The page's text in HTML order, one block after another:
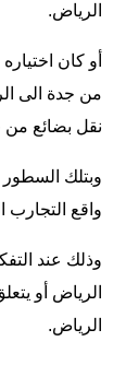
الرياض.
أو كان
من جدة الى
نقل بضائع من
وبتلك
واقع التجارب
وذلك عند
الرياض أو
الرياض.